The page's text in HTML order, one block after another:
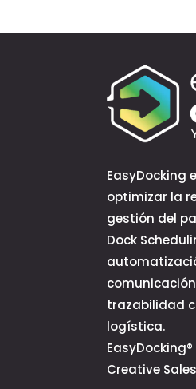
EasyDocking
optimizar la
gestión del
Dock
trazabilidad
logística.
Creative Sales